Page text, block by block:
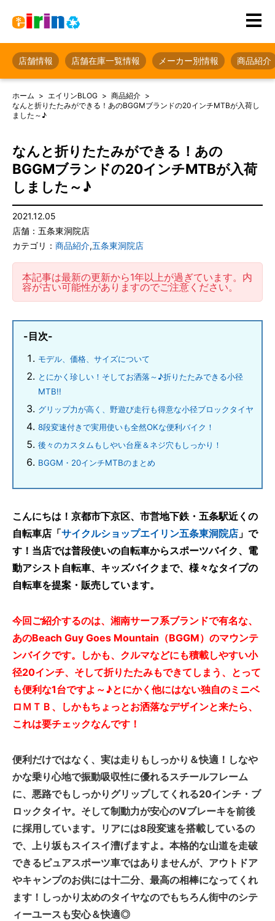
店舗情報 店舗在庫一覧情報 メーカー別情報 商品紹介
ホーム エイリンBLOG
商品紹介
なんと折りたたみができる！あのBGGMブランドの20インチMTBが入荷し
ました～♪
なんと折りたたみができる！あの
BGGMブランドの20インチMTBが入荷
しました～♪
2021.12.05
店舗：五条東洞院店
カテゴリ： 商品紹介,五条東洞院店
本記事は最新の更新から1年以上が過ぎています。内
容が古い可能性がありますのでご注意ください。
-目次-
モデル、価格、サイズについて
とにかく珍しい！そしてお洒落～♪折りたたみできる小径
MTB!!
グリップ力が高く、野遊び走行も得意な小径ブロックタイヤ
8段変速付きで実用使いも全然OKな便利バイク！
後々のカスタムもしやい台座＆ネジ穴もしっかり！
BGGM・20インチMTBのまとめ
こんにちは！京都市下京区、市営地下鉄・五条駅近くの
自転車店「サイクルショップエイリン五条東洞院店 」で
す！当店では普段使いの自転車からスポーツバイク、電
動アシスト自転車、キッズバイクまで、様々なタイプの
自転車を提案・販売しています。
今回ご紹介するのは、湘南サーフ系ブランドで有名な、
あのBeach Guy Goes Mountain（BGGM）のマウンテ
ンバイクです。しかも、クルマなどにも積載しやすい小
径20インチ、そして折りたたみもできてしまう、とって
も便利な1台ですよ～♪とにかく他にはない独自のミニベ
ロＭＴＢ、しかもちょっとお洒落なデザインと来たら、
これは要チェックなんです！
便利だけではなく、実は走りもしっかり＆快適！しなや
かな乗り心地で振動吸収性に優れるスチールフレーム
に、悪路でもしっかりグリップしてくれる20インチ・ブ
ロックタイヤ。そして制動力が安心のVブレーキを前後
に採用しています。リアには8段変速を搭載しているの
で、上り坂もスイスイ漕げますよ。本格的な山道を走破
できるピュアスポーツ車ではありませんが、アウトドア
やキャンプのお供には十二分、最高の相棒になってくれ
ます！しっかり太めのタイヤなのでもちろん街中のシテ
ィーユースも安心＆快適◎